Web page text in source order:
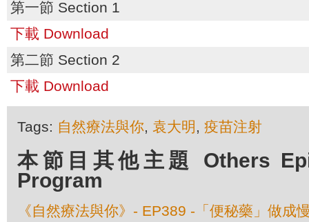
第一節 Section 1
下載 Download
第二節 Section 2
下載 Download
Tags: 自然療法與你, 袁大明 , 疫苗注射
本節目其他主題 Others
Program
《自然療法與你》- EP389 -「便秘藥」做成